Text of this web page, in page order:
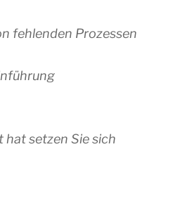
fehlenden Prozessen
hat setzen Sie sich